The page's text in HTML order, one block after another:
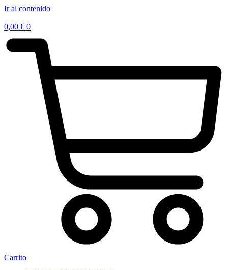
Ir al contenido
0,00 € 0
Carrito